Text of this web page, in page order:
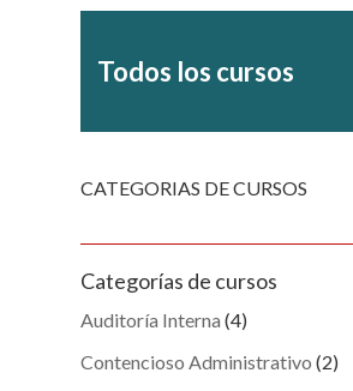
Todos los cursos
CATEGORIAS DE CURSOS
Categorías de cursos
Auditoría Interna (4)
Contencioso Administrativo (2)